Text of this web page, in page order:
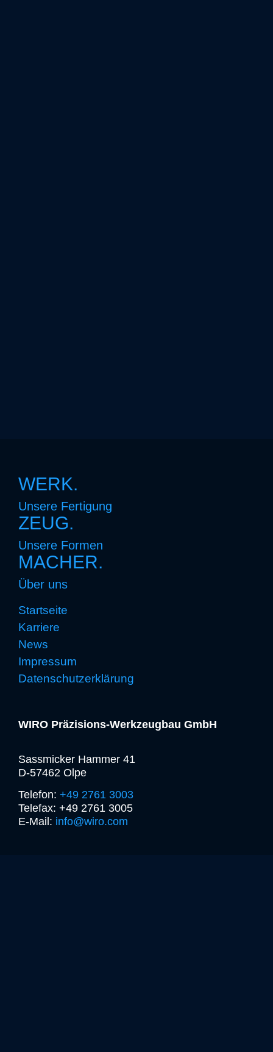
WIRO Präzisions-Werkzeugbau GmbH
Sassmicker Hammer 41
D-57462 Olpe
Telefon: +49 2761 3003
Telefax: +49 2761 3005
E-Mail: info@wiro.com
WERK.
Unsere Fertigung
ZEUG.
Unsere Formen
MACHER.
Über uns
Startseite
Karriere
News
Impressum
Datenschutzerklärung